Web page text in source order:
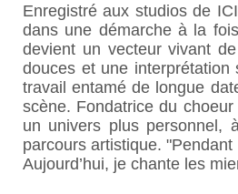
Enregistré aux studios de
dans une démarche à la
devient un vecteur vivant
douces et une
travail entamé de longue
scène. Fondatrice du
un univers plus personnel,
parcours artistique.
Aujourd’hui, je chante les